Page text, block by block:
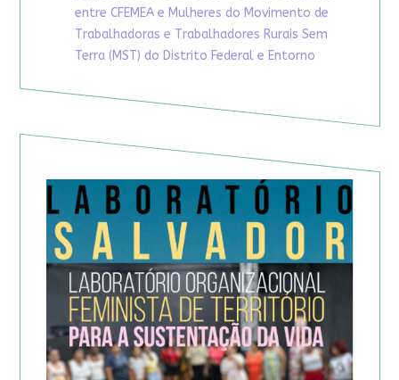
entre CFEMEA e Mulheres do Movimento de
Trabalhadoras e Trabalhadores Rurais Sem
Terra (MST) do Distrito Federal e Entorno